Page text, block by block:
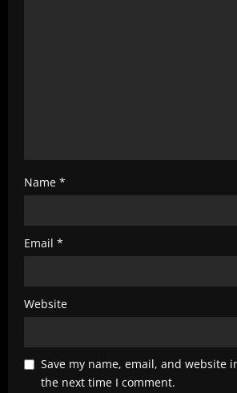
Name *
Email *
Website
Save my name, email, and website
the next time I comment.